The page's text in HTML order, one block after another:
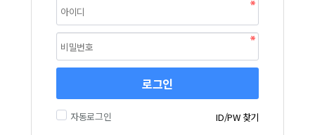
로그인
자동로그인 ID/PW 찾기